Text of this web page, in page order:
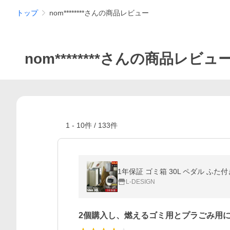
トップ nom********さんの商品レビュー
nom********さんの商品レビュ
1 - 10件 / 133件
L-DESIGN
2個購入し、燃えるゴミ用とプラごみ用